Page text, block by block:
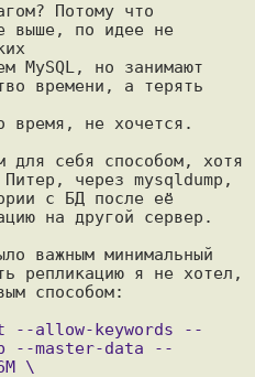
Потому что
выше, по идее не
MySQL, но занимают
времени, а терять
время, не хочется.
для себя способом, хотя
через mysqldump,
с БД после её
на другой сервер.
важным минимальный
репликацию я не хотел,
способом:
--master-data --
\